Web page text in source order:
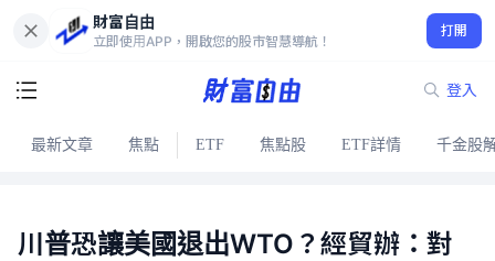
財富自由
立即使用APP，開啟您的股市智慧導航！
打開
登入
最新文章 焦點 ETF 焦點股 ETF詳情 千金股
川普恐讓美國退出WTO？經貿辦：對